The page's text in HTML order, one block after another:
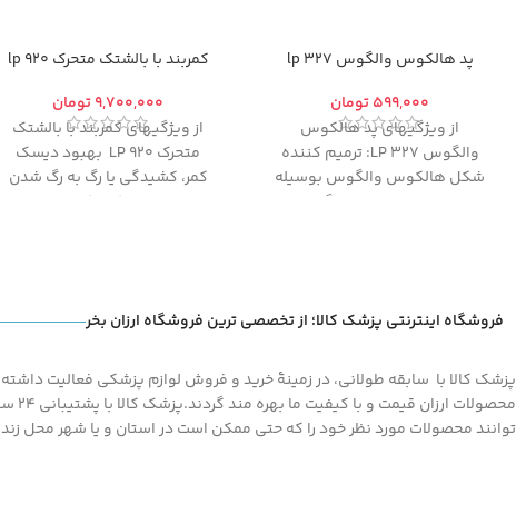
پد هالکوس والگوس 327 lp
تومان
از ویژگیهای پد هالکوس
والگوس 327 LP: ترمیم کننده
شکل هالکوس والگوس بوسیله
افزایش فضای بین انگشتی
کمربند با بالشتک متحرک 920 lp
تومان
از ویژگیهای کمربند با بالشتک
متحرک 920 LP بهبود دیسک
کمر، کشیدگی یا رگ به رگ شدن
ماهیچه های کمر، کاستن از درد
فروشگاه اینترنتی پزشک کالا؛ از تخصصی ترین فروشگاه ارزان بخر
پزشک کالا با سابقه طولانی، در زمینۀ خرید و فروش لوازم پزشکی فعالیت
توانند محصولات مورد نظر خود را که حتی ممکن است در استان و یا شهر محل